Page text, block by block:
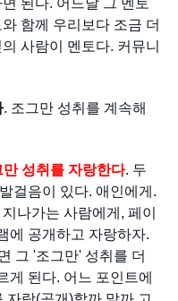
된다. 어느날 그 멘토
함께 우리보다 조금 더
사람이 멘토다. 커뮤니
. 조그만 성취를 계속해
만 성취를 자랑한다. 두
걸음이 있다. 애인에게.
나가는 사람에게, 페이
에 공개하고 자랑하자.
그 '조그만' 성취를 더
게 된다. 어느 포인트에